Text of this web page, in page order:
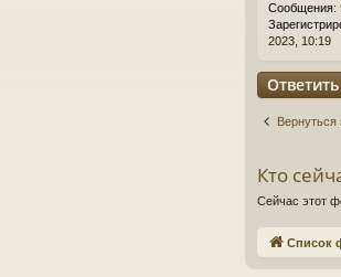
Сообщения:
2023, 10:19
Ответить
Кто
Сейчас этот
Список